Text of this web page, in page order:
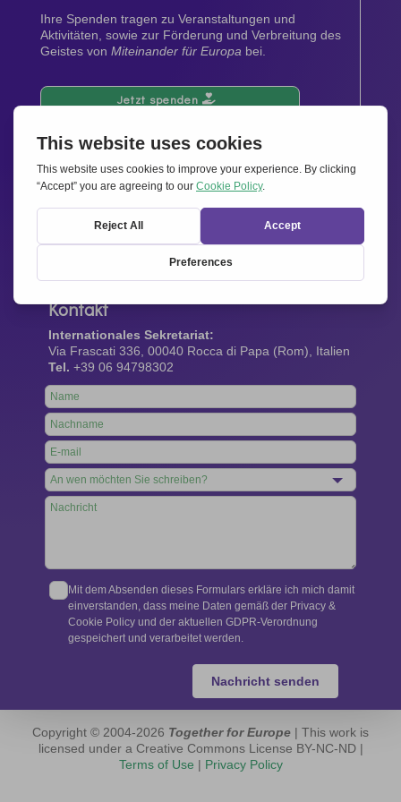
Ihre Spenden tragen zu Veranstaltungen und
Aktivitäten, sowie zur Förderung und Verbreitung des
Geistes von Miteinander für Europa bei.
Jetzt spenden
Newsletter
Bleiben Sie auf dem Laufenden mit den neuesten
Infos aus unserem Netzwerk.
Gleich abonnieren
Kontakt
Internationales Sekretariat:
Via Frascati 336, 00040 Rocca di Papa (Rom), Italien
Tel. +39 06 94798302
Leave
this
field
blank
Mit dem Absenden dieses Formulars erkläre ich mich damit
einverstanden, dass meine Daten gemäß der Privacy &
Cookie Policy und der aktuellen GDPR-Verordnung
gespeichert und verarbeitet werden.
Nachricht senden
Copyright © 2004-2026 Together for Europe | This work is
licensed under a Creative Commons License BY-NC-ND |
Terms of Use | Privacy Policy